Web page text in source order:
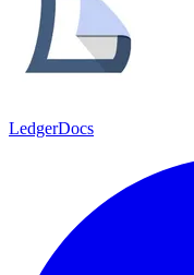
LedgerDocs